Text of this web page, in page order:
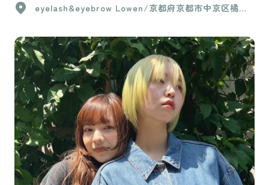
月間）は基本給200,000円のみ
eyelash&eyebrow Lowen/京都府京都市中京区橘町6